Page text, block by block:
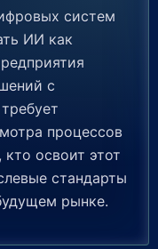
систем
ИИ как
с
процессов
освоит этот
стандарты
рынке.